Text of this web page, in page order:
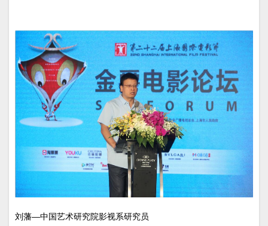
刘藩—中国艺术研究院影视系研究员